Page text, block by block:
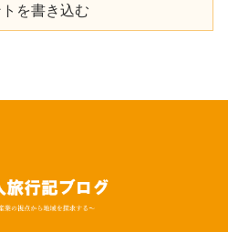
を書き込む